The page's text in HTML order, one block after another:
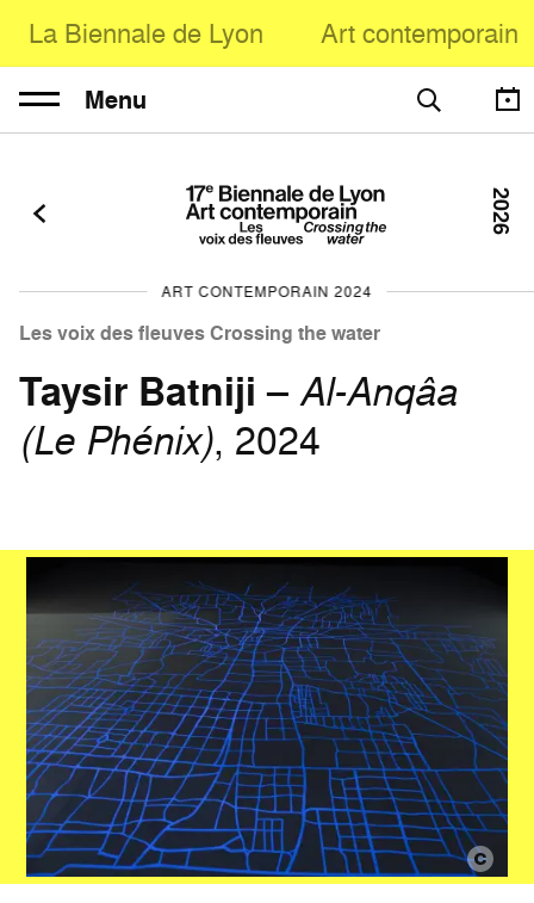
La Biennale de Lyon Art contemporain
Menu
ART CONTEMPORAIN 2024
Les voix des fleuves Crossing the water
Taysir Batniji – Al-Anqâa
(Le Phénix), 2024
2026